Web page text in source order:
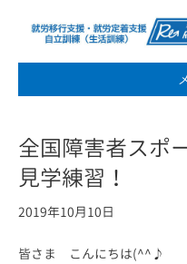
全国障害者スポ
見学練習！
2019年10月10日
皆さま こんにちは(^^♪